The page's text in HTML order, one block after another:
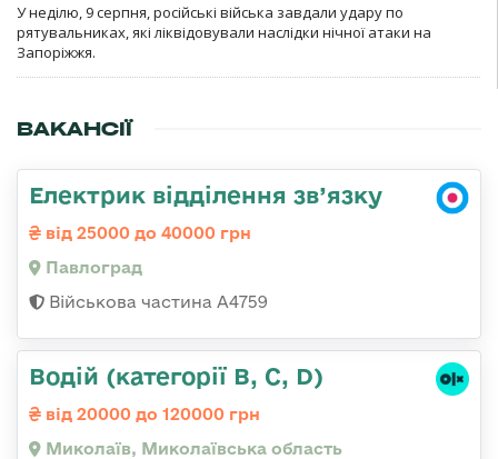
У неділю, 9 серпня, російські війська завдали удару по
рятувальниках, які ліквідовували наслідки нічної атаки на
Запоріжжя.
ВАКАНСІЇ
Електрик відділення зв’язку
від 25000 до 40000 грн
Павлоград
Військова частина А4759
Водій (категорії B, C, D)
від 20000 до 120000 грн
Миколаїв, Миколаївська область